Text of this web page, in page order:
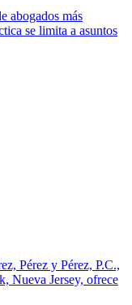
abogados más
se limita a asuntos
Pérez y Pérez, P.C.,
Nueva Jersey, ofrece